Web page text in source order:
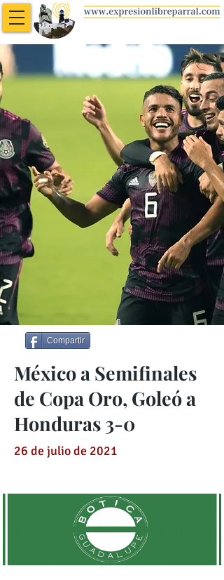
Compartir
México a Semifinales
de Copa Oro, Goleó a
Honduras 3-0
26 de julio de 2021